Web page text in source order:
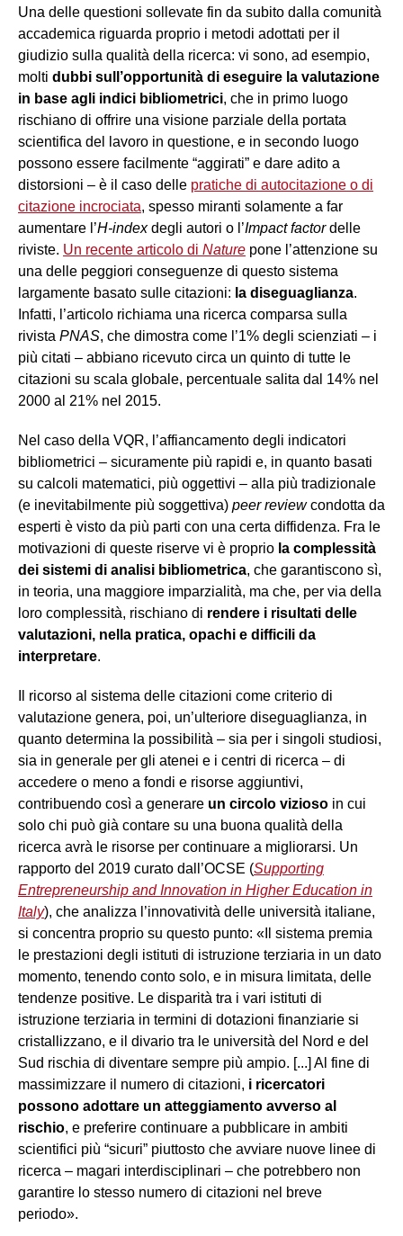
Una delle questioni sollevate fin da subito dalla comunità
accademica riguarda proprio i metodi adottati per il
giudizio sulla qualità della ricerca: vi sono, ad esempio,
molti dubbi sull’opportunità di eseguire la valutazione
in base agli indici bibliometrici, che in primo luogo
rischiano di offrire una visione parziale della portata
scientifica del lavoro in questione, e in secondo luogo
possono essere facilmente “aggirati” e dare adito a
distorsioni – è il caso delle pratiche di autocitazione o di
citazione incrociata, spesso miranti solamente a far
aumentare l’H-indexdegli autori o l’Impact factordelle
riviste. Un recente articolo di Nature pone l’attenzione su
una delle peggiori conseguenze di questo sistema
largamente basato sulle citazioni: la diseguaglianza.
Infatti, l’articolo richiama una ricerca comparsa sulla
rivista PNAS, che dimostra come l’1% degli scienziati – i
più citati – abbiano ricevuto circa un quinto di tutte le
citazioni su scala globale, percentuale salita dal 14% nel
2000 al 21% nel 2015.
Nel caso della VQR, l’affiancamento degli indicatori
bibliometrici – sicuramente più rapidi e, in quanto basati
su calcoli matematici, più oggettivi – alla più tradizionale
(e inevitabilmente più soggettiva) peer reviewcondotta da
esperti è visto da più parti con una certa diffidenza. Fra le
motivazioni di queste riserve vi è proprio la complessità
dei sistemi di analisi bibliometrica, che garantiscono sì,
in teoria, una maggiore imparzialità, ma che, per via della
loro complessità, rischiano di rendere i risultati delle
valutazioni, nella pratica, opachi e difficili da
interpretare.
Il ricorso al sistema delle citazioni come criterio di
valutazione genera, poi, un’ulteriore diseguaglianza, in
quanto determina la possibilità – sia per i singoli studiosi,
sia in generale per gli atenei e i centri di ricerca – di
accedere o meno a fondi e risorse aggiuntivi,
contribuendo così a generare un circolo vizioso in cui
solo chi può già contare su una buona qualità della
ricerca avrà le risorse per continuare a migliorarsi. Un
rapporto del 2019 curato dall’OCSE (Supporting
Entrepreneurship and Innovation in Higher Education in
Italy), che analizza l’innovatività delle università italiane,
si concentra proprio su questo punto: «Il sistema premia
le prestazioni degli istituti di istruzione terziaria in un dato
momento, tenendo conto solo, e in misura limitata, delle
tendenze positive. Le disparità tra i vari istituti di
istruzione terziaria in termini di dotazioni finanziarie si
cristallizzano, e il divario tra le università del Nord e del
Sud rischia di diventare sempre più ampio. [...] Al fine di
massimizzare il numero di citazioni, i ricercatori
possono adottare un atteggiamento avverso al
rischio, e preferire continuare a pubblicare in ambiti
scientifici più “sicuri” piuttosto che avviare nuove linee di
ricerca – magari interdisciplinari – che potrebbero non
garantire lo stesso numero di citazioni nel breve
periodo».